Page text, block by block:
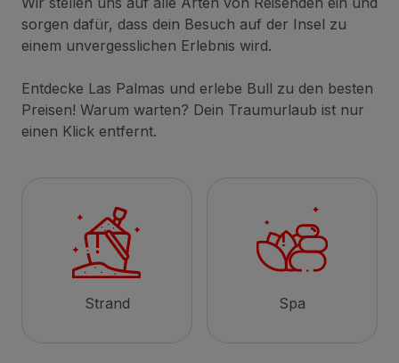
sorgen dafür, dass dein Besuch auf der Insel zu
einem unvergesslichen Erlebnis wird.
Entdecke Las Palmas und erlebe Bull zu den besten
Preisen! Warum warten? Dein Traumurlaub ist nur
einen Klick entfernt.
Strand Spa